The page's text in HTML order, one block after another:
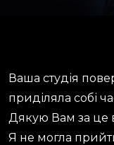
Ваша студія
приділяла собі
Дякую Вам за це
Я не могла